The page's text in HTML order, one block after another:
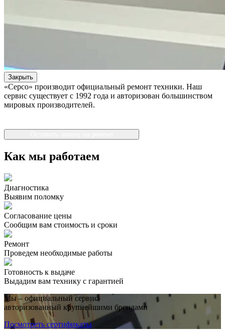
Закрыть
«Серсо» производит официальный ремонт техники. Наш
сервис существует с 1992 года и авторизован большинством
мировых производителей.
Как мы работаем
Диагностика
Выявим поломку
Согласование цены
Сообщим вам стоимость и сроки
Ремонт
Проведем необходимые работы
Готовность к выдаче
Выдадим вам технику с гарантией
Мы – официальный сервис,
авторизованный крупнейшими брендами
Посмотреть сертификаты